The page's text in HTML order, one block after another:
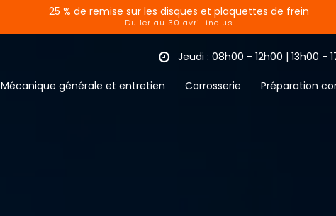
25 % de remise sur les disques et plaquettes de frein
Du 1er au 30 avril inclus
Jeudi : 08h00 - 12h00 | 13h00 -
Mécanique générale et entretien Carrosserie Préparation